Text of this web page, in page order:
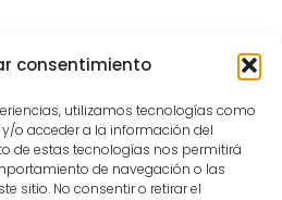
consentimiento
utilizamos tecnologías como
o acceder a la información del
de estas tecnologías nos permitirá
de navegación o las
sitio. No consentir o retirar el
reservados 2022.